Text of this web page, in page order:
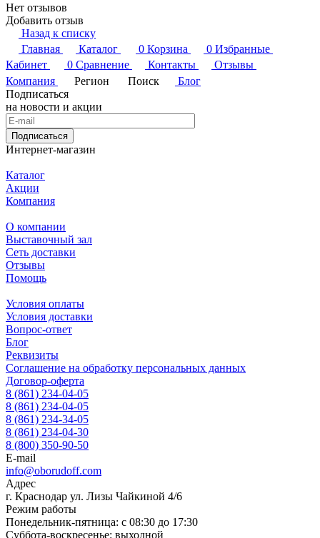
Нет отзывов
Добавить отзыв
Назад к списку
Главная
Каталог 0 Корзина 0 Избранные
Кабинет
0 Сравнение Контакты
Отзывы
Компания
Регион Поиск
Блог
Подписаться
на новости и акции
Подписаться
Интернет-магазин
Каталог
Акции
Компания
О компании
Выставочный зал
Сеть доставки
Отзывы
Помощь
Условия оплаты
Условия доставки
Вопрос-ответ
Блог
Реквизиты
Соглашение на обработку персональных данных
Договор-оферта
8 (861) 234-04-05
8 (861) 234-04-05
8 (861) 234-34-05
8 (861) 234-04-30
8 (800) 350-90-50
E-mail
info@oborudoff.com
Адрес
г. Краснодар ул. Лизы Чайкиной 4/6
Режим работы
Понедельник-пятница: с 08:30 до 17:30
Суббота-воскресенье: выходной